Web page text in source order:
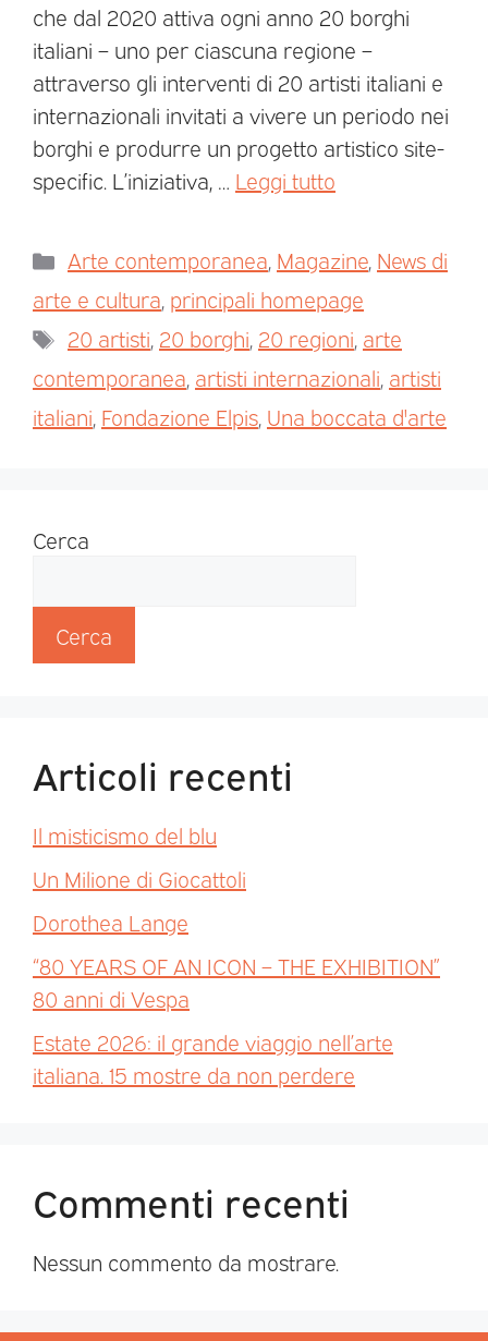
che dal 2020 attiva ogni anno 20 borghi
italiani – uno per ciascuna regione –
attraverso gli interventi di 20 artisti italiani e
internazionali invitati a vivere un periodo nei
borghi e produrre un progetto artistico site-
specific. L’iniziativa, … Leggi tutto
Arte contemporanea Magazine News di
arte e cultura principali homepage
20 artisti 20 borghi 20 regioni arte
contemporanea artisti internazionali artisti
italiani Fondazione Elpis Una boccata d'arte
Cerca
Cerca
Articoli recenti
Il misticismo del blu
Un Milione di Giocattoli
Dorothea Lange
“80 YEARS OF AN ICON – THE EXHIBITION”
80 anni di Vespa
Estate 2026: il grande viaggio nell’arte
italiana. 15 mostre da non perdere
Commenti recenti
Nessun commento da mostrare.